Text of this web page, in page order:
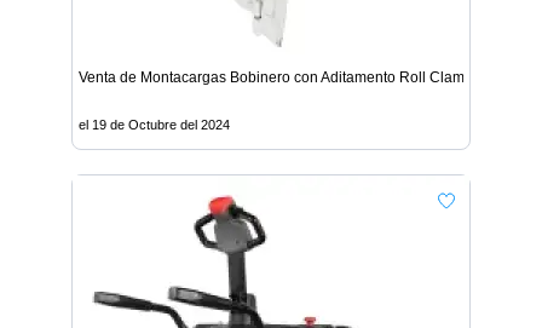
Venta de Montacargas Bobinero con Aditamento Roll Clamp - Lima
el 19 de Octubre del 2024